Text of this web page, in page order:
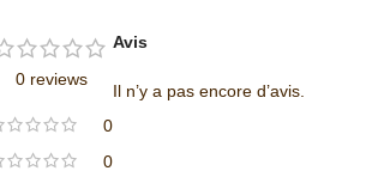
0 reviews
0
0
Avis
Il n’y a pas encore d’avis.